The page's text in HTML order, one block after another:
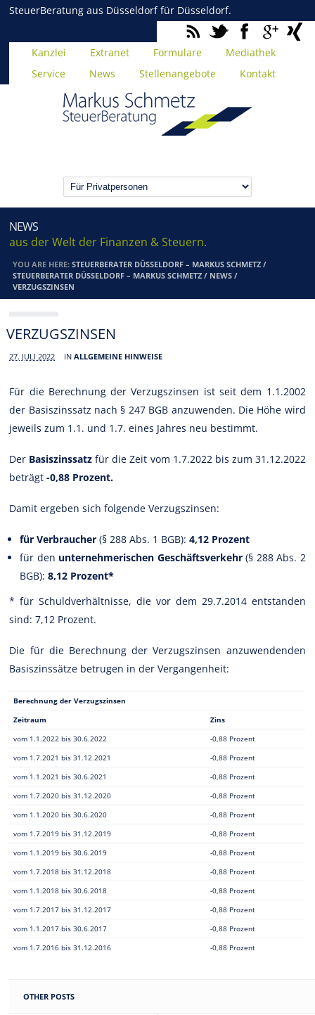
SteuerBeratung aus Düsseldorf für Düsseldorf.
Kanzlei Extranet Formulare
Mediathek
Service
News Stellenangebote Kontakt
NEWS
aus der Welt der Finanzen & Steuern.
YOU ARE HERE:STEUERBERATER DÜSSELDORF – MARKUS SCHMETZ /
STEUERBERATER DÜSSELDORF – MARKUS SCHMETZ / NEWS /
VERZUGSZINSEN
VERZUGSZINSEN
27. JULI 2022 INALLGEMEINE HINWEISE
Für die Berechnung der Verzugszinsen ist seit dem 1.1.2002
der Basiszinssatz nach § 247 BGB anzuwenden. Die Höhe wird
jeweils zum 1.1. und 1.7. eines Jahres neu bestimmt.
Der Basiszinssatz für die Zeit vom 1.7.2022 bis zum 31.12.2022
beträgt-0,88 Prozent.
Damit ergeben sich folgende Verzugszinsen:
für Verbraucher(§ 288 Abs. 1 BGB):4,12 Prozent
für den unternehmerischen Geschäftsverkehr(§ 288 Abs. 2
BGB):8,12 Prozent*
* für Schuldverhältnisse, die vor dem 29.7.2014 entstanden
sind: 7,12 Prozent.
Die für die Berechnung der Verzugszinsen anzuwendenden
Basiszinssätze betrugen in der Vergangenheit:
Berechnung der Verzugszinsen
Zeitraum
Zins
vom 1.1.2022 bis 30.6.2022
-0,88 Prozent
vom 1.7.2021 bis 31.12.2021
-0,88 Prozent
vom 1.1.2021 bis 30.6.2021
-0,88 Prozent
vom 1.7.2020 bis 31.12.2020
-0,88 Prozent
vom 1.1.2020 bis 30.6.2020
-0,88 Prozent
vom 1.7.2019 bis 31.12.2019
-0,88 Prozent
vom 1.1.2019 bis 30.6.2019
-0,88 Prozent
vom 1.7.2018 bis 31.12.2018
-0,88 Prozent
vom 1.1.2018 bis 30.6.2018
-0,88 Prozent
vom 1.7.2017 bis 31.12.2017
-0,88 Prozent
vom 1.1.2017 bis 30.6.2017
-0,88 Prozent
vom 1.7.2016 bis 31.12.2016
-0,88 Prozent
OTHER POSTS